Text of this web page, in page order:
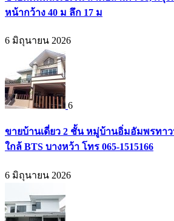
หน้ากว้าง 40 ม ลึก 17 ม
6 มิถุนายน 2026
6
ขายบ้านเดี่ยว 2 ชั้น หมู่บ้านอิ่มอัมพรทา
ใกล้ BTS บางหว้า โทร 065-1515166
6 มิถุนายน 2026